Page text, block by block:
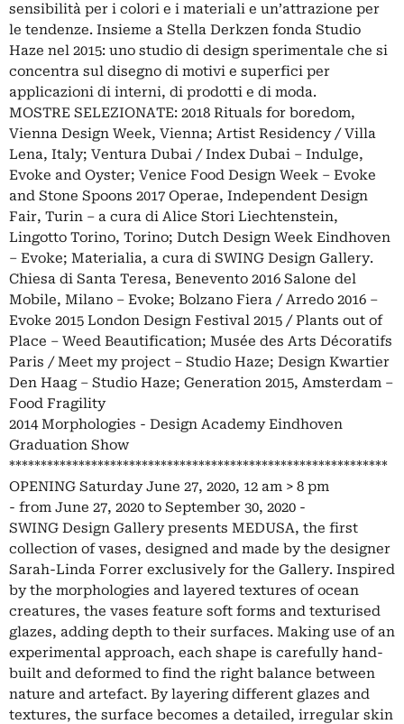
sensibilità per i colori e i materiali e un’attrazione per
le tendenze. Insieme a Stella Derkzen fonda Studio
Haze nel 2015: uno studio di design sperimentale che si
concentra sul disegno di motivi e superfici per
applicazioni di interni, di prodotti e di moda.
MOSTRE SELEZIONATE: 2018 Rituals for boredom,
Vienna Design Week, Vienna; Artist Residency / Villa
Lena, Italy; Ventura Dubai / Index Dubai – Indulge,
Evoke and Oyster; Venice Food Design Week – Evoke
and Stone Spoons 2017 Operae, Independent Design
Fair, Turin – a cura di Alice Stori Liechtenstein,
Lingotto Torino, Torino; Dutch Design Week Eindhoven
– Evoke; Materialia, a cura di SWING Design Gallery.
Chiesa di Santa Teresa, Benevento 2016 Salone del
Mobile, Milano – Evoke; Bolzano Fiera / Arredo 2016 –
Evoke 2015 London Design Festival 2015 / Plants out of
Place – Weed Beautification; Musée des Arts Décoratifs
Paris / Meet my project – Studio Haze; Design Kwartier
Den Haag – Studio Haze; Generation 2015, Amsterdam –
Food Fragility
2014 Morphologies - Design Academy Eindhoven
Graduation Show
************************************************************
OPENING Saturday June 27, 2020, 12 am > 8 pm
- from June 27, 2020 to September 30, 2020 -
SWING Design Gallery presents MEDUSA, the first
collection of vases, designed and made by the designer
Sarah-Linda Forrer exclusively for the Gallery. Inspired
by the morphologies and layered textures of ocean
creatures, the vases feature soft forms and texturised
glazes, adding depth to their surfaces. Making use of an
experimental approach, each shape is carefully hand-
built and deformed to find the right balance between
nature and artefact. By layering different glazes and
textures, the surface becomes a detailed, irregular skin